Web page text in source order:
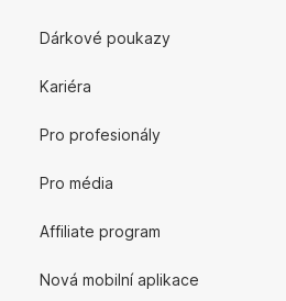
Dárkové poukazy
Kariéra
Pro profesionály
Pro média
Affiliate program
Nová mobilní aplikace